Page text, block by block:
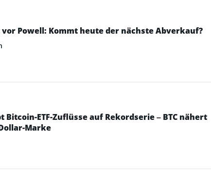
Powell: Kommt heute der nächste Abverkauf?
Bitcoin-ETF-Zuflüsse auf Rekordserie – BTC nähert
Marke